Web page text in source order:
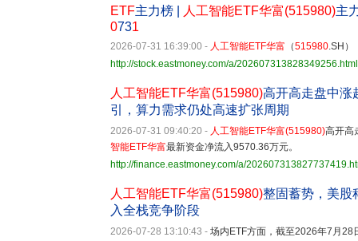
ETF主力榜 | 人工智能ETF华富(515980)主
0731
2026-07-31 16:39:00 - 人工智能ETF华富 （515980.SH）
http://stock.eastmoney.com/a/202607313828349256.html
人工智能ETF华富(515980)高开高走盘中涨
引，算力需求仍处高速扩张周期
2026-07-31 09:40:20 - 人工智能ETF华富(515980)高开
智能ETF华富最新资金净流入9570.36万元。
http://finance.eastmoney.com/a/
人工智能ETF华富(515980)整固蓄势，美股
入全栈竞争阶段
2026-07-28 13:10:43 - 场内ETF方面，截至2026年7月28